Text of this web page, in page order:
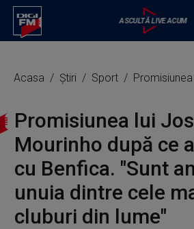
Acasa Știri Sport Promisiunea lui Jose Mourinho după ce a
Promisiunea lui
Mourinho după ce
cu Benfica. "Sunt
unuia dintre cele
cluburi din lume"